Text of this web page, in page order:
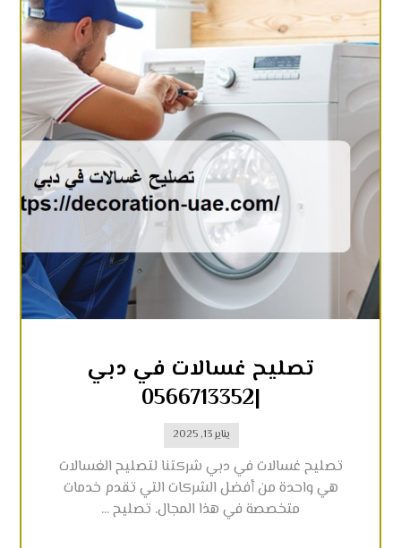
تصليح غسالات في دبي
|0566713352
يناير 13, 2025
تصليح غسالات في دبي شركتنا لتصليح الغسالات
هي واحدة من أفضل الشركات التي تقدم خدمات
متخصصة في هذا المجال. تصليح ...